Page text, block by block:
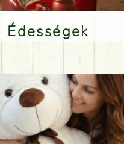
Édességek